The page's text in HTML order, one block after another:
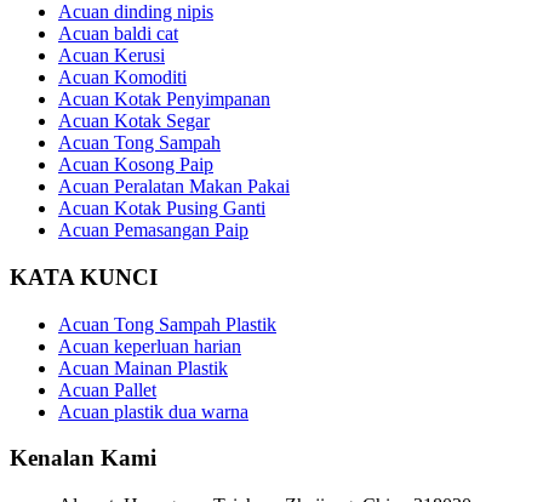
Acuan dinding nipis
Acuan baldi cat
Acuan Kerusi
Acuan Komoditi
Acuan Kotak Penyimpanan
Acuan Kotak Segar
Acuan Tong Sampah
Acuan Kosong Paip
Acuan Peralatan Makan Pakai
Acuan Kotak Pusing Ganti
Acuan Pemasangan Paip
KATA KUNCI
Acuan Tong Sampah Plastik
Acuan keperluan harian
Acuan Mainan Plastik
Acuan Pallet
Acuan plastik dua warna
Kenalan Kami